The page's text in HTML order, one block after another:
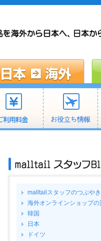
malltailスタッフのつぶやき
海外オンラインショップの
韓国
日本
ドイツ